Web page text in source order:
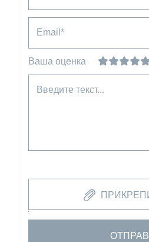
Email*
Ваша оценка
Введите текст...